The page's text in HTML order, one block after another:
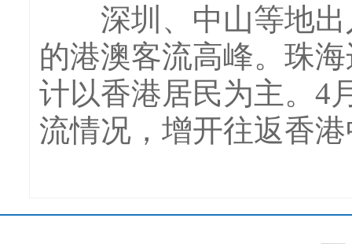
深圳、中山等地出
的港澳客流高峰。珠
计以香港居民为主。4
流情况，增开往返香